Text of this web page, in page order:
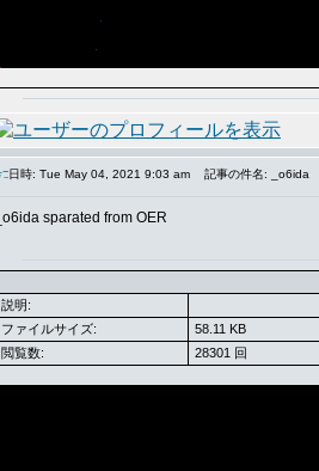
日時: Tue May 04, 2021 9:03 am 記事の件名: _o6ida
_o6ida sparated from OER
説明:
ファイルサイズ:
58.11 KB
閲覧数:
28301 回